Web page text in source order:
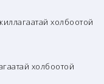
холбоотой
холбоотой